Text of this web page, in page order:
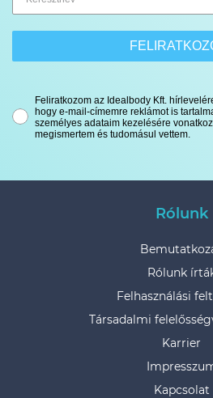
Feliratkozom az Idealbody Kft.
hogy e-mail-címemre reklámot is
személyes adataim kezelésére
megismertem és tudomásul vettem.
Rólunk
Rólunk
Felhasználási
Társadalmi
Karrier
Kapcsolat